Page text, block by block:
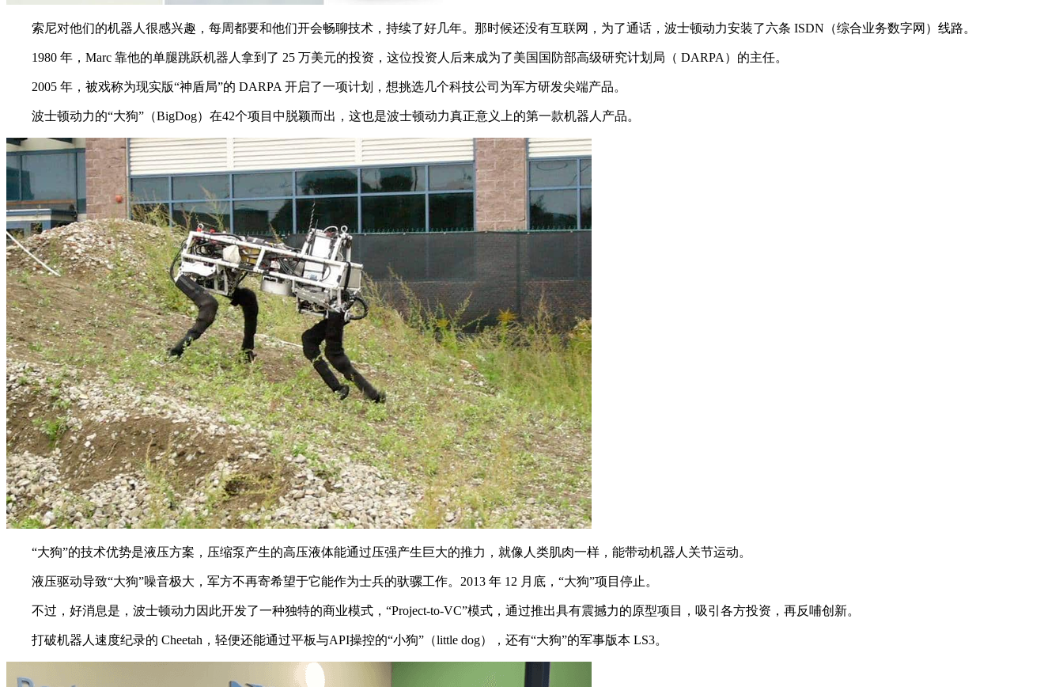
索尼对他们的机器人很感兴趣，每周都要和他们开会畅聊技术，持续了好几年。那时候还没有互联网，为了通话，波士顿动力安装了六条 ISDN（综合业务数字网）线路。
1980 年，Marc 靠他的单腿跳跃机器人拿到了 25 万美元的投资，这位投资人后来成为了美国国防部高级研究计划局（ DARPA）的主任。
2005 年，被戏称为现实版“神盾局”的 DARPA 开启了一项计划，想挑选几个科技公司为军方研发尖端产品。
波士顿动力的“大狗”（BigDog）在42个项目中脱颖而出，这也是波士顿动力真正意义上的第一款机器人产品。
“大狗”的技术优势是液压方案，压缩泵产生的高压液体能通过压强产生巨大的推力，就像人类肌肉一样，能带动机器人关节运动。
液压驱动导致“大狗”噪音极大，军方不再寄希望于它能作为士兵的驮骡工作。2013 年 12 月底，“大狗”项目停止。
不过，好消息是，波士顿动力因此开发了一种独特的商业模式，“Project-to-VC”模式，通过推出具有震撼力的原型项目，吸引各方投资，再反哺创新。
打破机器人速度纪录的 Cheetah，轻便还能通过平板与API操控的“小狗”（little dog），还有“大狗”的军事版本 LS3。